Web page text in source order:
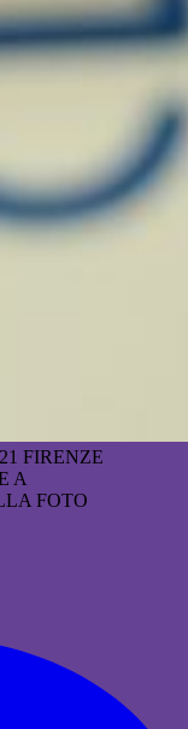
FIRENZE
A
FOTO